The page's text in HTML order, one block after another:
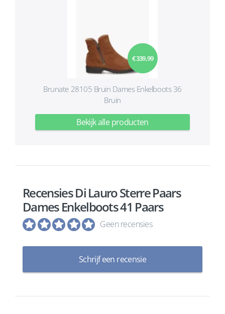
€ 339,99
Brunate 28105 Bruin Dames Enkelboots 36
Bruin
Bekijk alle producten
Recensies Di Lauro Sterre Paars
Dames Enkelboots 41 Paars
Geen recensies
Schrijf een recensie